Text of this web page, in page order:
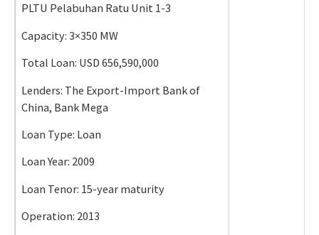
PLTU Pelabuhan Ratu Unit 1-3
Capacity: 3×350 MW
Total Loan: USD 656,590,000
Lenders: The Export-Import Bank of
China, Bank Mega
Loan Type: Loan
Loan Year: 2009
Loan Tenor: 15-year maturity
Operation: 2013